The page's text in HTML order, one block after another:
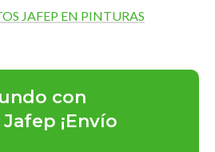
Productos
línea completa de productos de
por su
:
y exteriores
JAFEP EN PINTURAS
con
¡Envío